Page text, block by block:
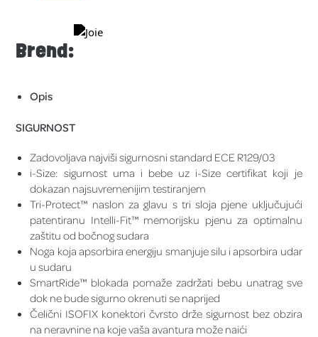
Brend:
Opis
SIGURNOST
Zadovoljava najviši sigurnosni standard ECE R129/03
i-Size: sigurnost uma i bebe uz i-Size certifikat koji je
dokazan najsuvremenijim testiranjem
Tri-Protect™ naslon za glavu s tri sloja pjene uključujući
patentiranu Intelli-Fit™ memorijsku pjenu za optimalnu
zaštitu od bočnog sudara
Noga koja apsorbira energiju smanjuje silu i apsorbira udar
u sudaru
SmartRide™ blokada pomaže zadržati bebu unatrag sve
dok ne bude sigurno okrenuti se naprijed
Čelični ISOFIX konektori čvrsto drže sigurnost bez obzira
na neravnine na koje vaša avantura može naići